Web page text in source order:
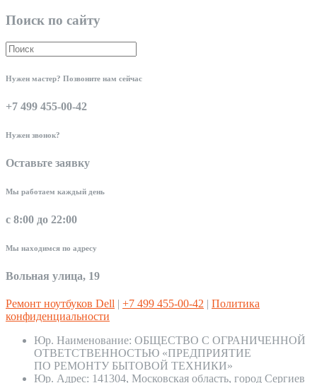
Поиск по сайту
Нужен мастер? Позвоните нам сейчас
+7 499 455-00-42
Нужен звонок?
Оставьте заявку
Мы работаем каждый день
с 8:00 до 22:00
Мы находимся по адресу
Вольная улица, 19
Ремонт ноутбуков Dell | +7 499 455-00-42 | Политика
конфиденциальности
Юр. Наименование: ОБЩЕСТВО С ОГРАНИЧЕННОЙ
ОТВЕТСТВЕННОСТЬЮ «ПРЕДПРИЯТИЕ
ПО РЕМОНТУ БЫТОВОЙ ТЕХНИКИ»
Юр. Адрес: 141304, Московская область, город Сергиев